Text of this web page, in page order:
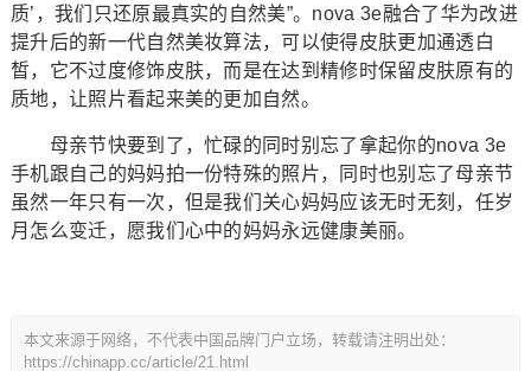
质’，我们只还原最真实的自然美”。nova 3e融合了华为改进
提升后的新一代自然美妆算法，可以使得皮肤更加通透白
皙，它不过度修饰皮肤，而是在达到精修时保留皮肤原有的
质地，让照片看起来美的更加自然。
母亲节快要到了，忙碌的同时别忘了拿起你的nova 3e
手机跟自己的妈妈拍一份特殊的照片，同时也别忘了母亲节
虽然一年只有一次，但是我们关心妈妈应该无时无刻，任岁
月怎么变迁，愿我们心中的妈妈永远健康美丽。
本文来源于网络，不代表中国品牌门户立场，转载请注明出处：
https://chinapp.cc/article/21.html